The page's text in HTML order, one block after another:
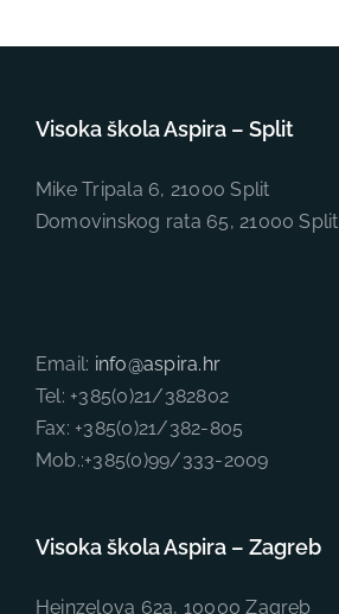
Visoka škola Aspira – Split
Mike Tripala 6, 21000 Split
Domovinskog rata 65, 21000 Split
Email: info@aspira.hr
Tel: +385(0)21/382802
Fax: +385(0)21/382-805
Mob.:+385(0)99/333-2009
Visoka škola Aspira – Zagreb
Heinzelova 62a, 10000 Zagreb